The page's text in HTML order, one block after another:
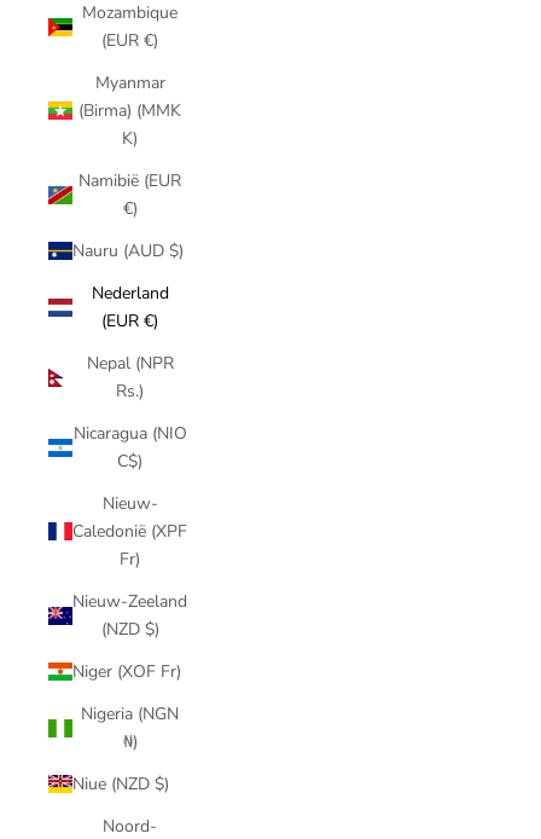
Mozambique
(EUR €)
Myanmar
(Birma) (MMK
K)
Namibië (EUR
€)
Nauru (AUD $)
Nederland
(EUR €)
Nepal (NPR
Rs.)
Nicaragua (NIO
C$)
Nieuw-
Caledonië (XPF
Fr)
Nieuw-Zeeland
(NZD $)
Niger (XOF Fr)
Nigeria (NGN
₦)
Niue (NZD $)
Noord-